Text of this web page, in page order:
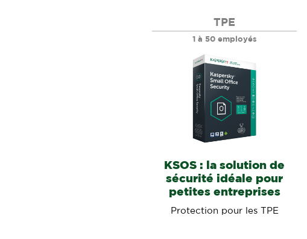
TPE
1 à 50 employés
KSOS : la solution de
sécurité idéale pour
petites entreprises
Protection pour les TPE